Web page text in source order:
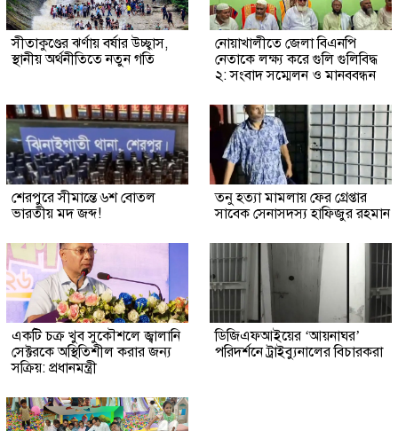
সীতাকুণ্ডের ঝর্ণায় বর্ষার উচ্ছ্বাস,
স্থানীয় অর্থনীতিতে নতুন গতি
নোয়াখালীতে জেলা বিএনপি
নেতাকে লক্ষ্য করে গুলি গুলিবিদ্ধ
২: সংবাদ সম্মেলন ও মানববন্ধন
শেরপুরে সীমান্তে ৬শ বোতল
ভারতীয় মদ জব্দ!
তনু হত্যা মামলায় ফের গ্রেপ্তার
সাবেক সেনাসদস্য হাফিজুর রহমান
একটি চক্র খুব সুকৌশলে জ্বালানি
সেক্টরকে অস্থিতিশীল করার জন্য
সক্রিয়: প্রধানমন্ত্রী
ডিজিএফআইয়ের ‘আয়নাঘর’
পরিদর্শনে ট্রাইব্যুনালের বিচারকরা